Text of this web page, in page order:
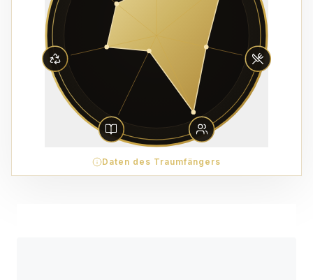
Daten des Traumfängers